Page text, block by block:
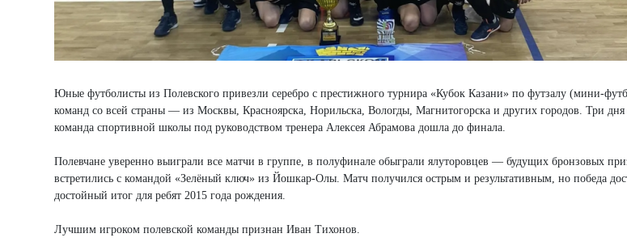
Юные футболисты из Полевского привезли серебро с престижного турнира «Кубок Казани» по футзалу (мини-
команд со всей страны — из Москвы, Красноярска, Норильска, Вологды, Магнитогорска и других городов. Три
команда спортивной школы под руководством тренера Алексея Абрамова дошла до финала.
Полевчане уверенно выиграли все матчи в группе, в полуфинале обыграли ялуторовцев — будущих бронзовых
встретились с командой «Зелёный ключ» из Йошкар-Олы. Матч получился острым и результативным, но победа
достойный итог для ребят 2015 года рождения.
Лучшим игроком полевской команды признан Иван Тихонов.